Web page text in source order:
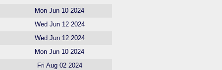
Mon Jun 10 2024
Wed Jun 12 2024
Wed Jun 12 2024
Mon Jun 10 2024
Fri Aug 02 2024